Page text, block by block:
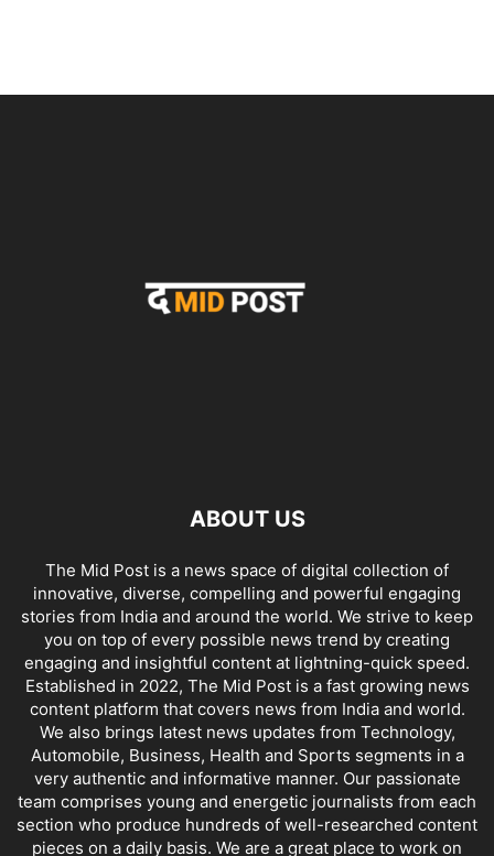
ABOUT US
The Mid Post is a news space of digital collection of
innovative, diverse, compelling and powerful engaging
stories from India and around the world. We strive to keep
you on top of every possible news trend by creating
engaging and insightful content at lightning-quick speed.
Established in 2022, The Mid Post is a fast growing news
content platform that covers news from India and world.
We also brings latest news updates from Technology,
Automobile, Business, Health and Sports segments in a
very authentic and informative manner. Our passionate
team comprises young and energetic journalists from each
section who produce hundreds of well-researched content
pieces on a daily basis. We are a great place to work on